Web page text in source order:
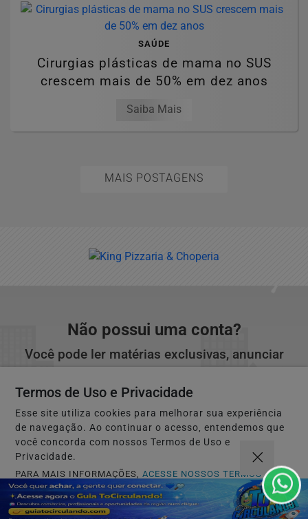
SAÚDE
Cirurgias plásticas de mama no SUS
crescem mais de 50% em dez anos
Saiba Mais
MAIS POSTAGENS
Não possui uma conta?
Você pode ler matérias exclusivas, anunciar
CRIAR MINHA CONTA
Termos de Uso e Privacidade
Esse site utiliza cookies para melhorar sua experiência
de navegação. Ao continuar o acesso, entendemos que
você concorda com nossos Termos de Uso e
Privacidade.
PARA MAIS INFORMAÇÕES,ACESSE NOSSOS TERMOS
CLICANDO AQUI
PROSSEGUIR